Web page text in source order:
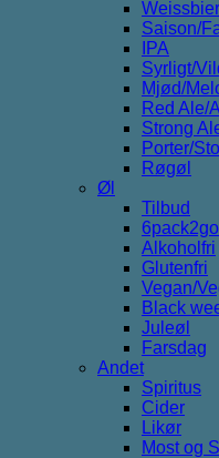
Saison/
IPA
Syrligt/
Mjød/
Red Ale/
Strong
Porter/
Røgøl
Øl
Tilbud
6pack2go
Alkoholfri
Glutenfri
Vegan/
Black
Juleøl
Farsdag
Andet
Spiritus
Cider
Likør
Most og